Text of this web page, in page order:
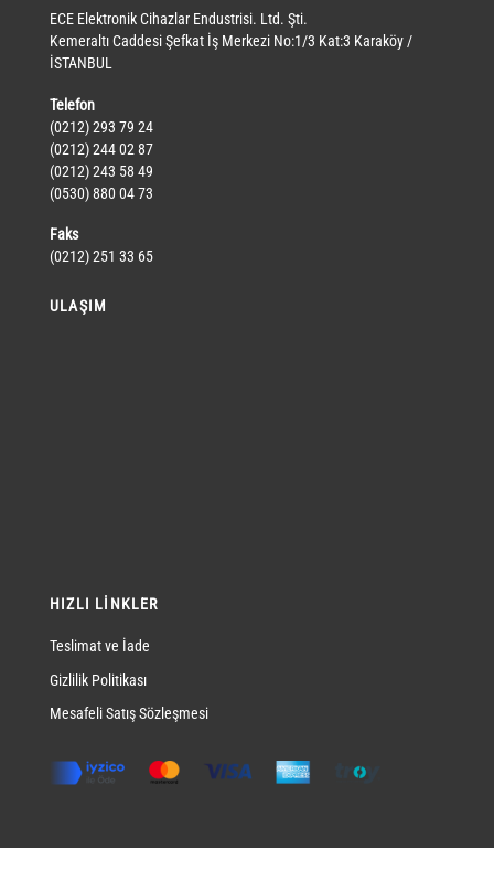
ECE Elektronik Cihazlar Endustrisi. Ltd. Şti.
Kemeraltı Caddesi Şefkat İş Merkezi No:1/3 Kat:3 Karaköy /
İSTANBUL
Telefon
(0212) 293 79 24
(0212) 244 02 87
(0212) 243 58 49
(0530) 880 04 73
Faks
(0212) 251 33 65
ULAŞIM
HIZLI LINKLER
Teslimat ve İade
Gizlilik Politikası
Mesafeli Satış Sözleşmesi